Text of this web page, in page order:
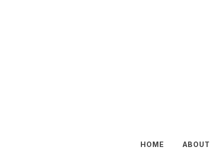
HOME ABOUT